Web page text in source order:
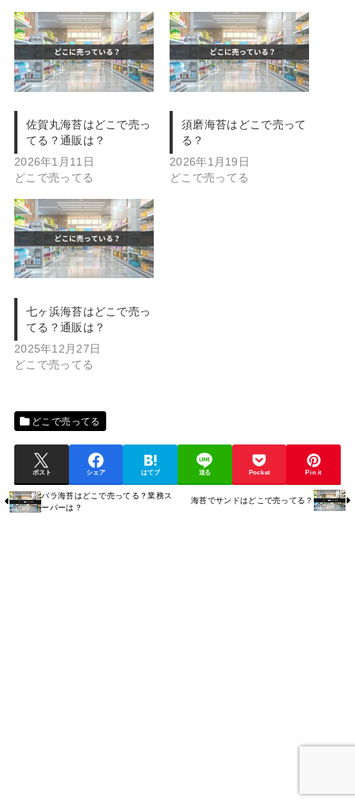
佐賀丸海苔はどこで売っ
てる？通販は？
2026年1月11日
どこで売ってる
須磨海苔はどこで売って
る？
2026年1月19日
どこで売ってる
七ヶ浜海苔はどこで売っ
てる？通販は？
2025年12月27日
どこで売ってる
どこで売ってる
ポスト シェア はてブ 送る Pocket Pin it
バラ海苔はどこで売ってる？業務ス
ーパーは？
海苔でサンドはどこで売ってる？